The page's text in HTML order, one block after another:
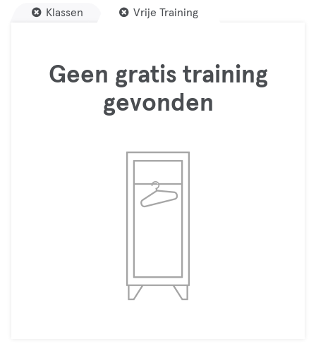
Klassen Vrije Training
Geen gratis training
gevonden